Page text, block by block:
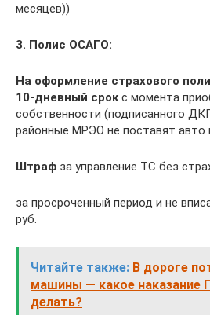
месяцев))
3. Полис ОСАГО:
На оформление страхового
10-дневный срокс момента
собственности (подписанного
районные МРЭО не поставят авто
Штраф за управление ТС без
за просроченный период и не
руб.
Читайте также: В дороге
машины — какое наказание
делать?